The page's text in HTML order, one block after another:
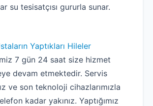
su tesisatçısı gururla sunar.
Yaptıkları Hileler
7 gün 24 saat size hizmet
devam etmektedir. Servis
ve son teknoloji cihazlarımızla
kadar yakınız. Yaptığımız